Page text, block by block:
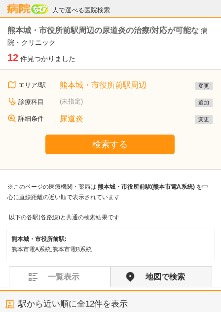
人で選べる医院検索
病院なび
熊本城・市役所前駅周辺の尿道炎の治療/対応が可能な 病
院・クリニック
12 件見つかりました
エリア/駅 熊本城・市役所前駅周辺 変更
診療科目 (未指定) 追加
詳細条件 尿道炎 変更
検索する
※このページの医療機関・薬局は 熊本城・市役所前駅(熊本市電A系統) を中
心に直線距離の近い順で表示されています
以下の各駅(各路線)と共通の検索結果です
熊本城・市役所前駅:
熊本市電A系統,熊本市電B系統
一覧表示 地図で検索
駅から近い順に全12件を表示